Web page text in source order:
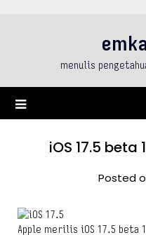
menulis
iOS 17.5 beta
Posted
Apple merilis iOS 17.5 beta